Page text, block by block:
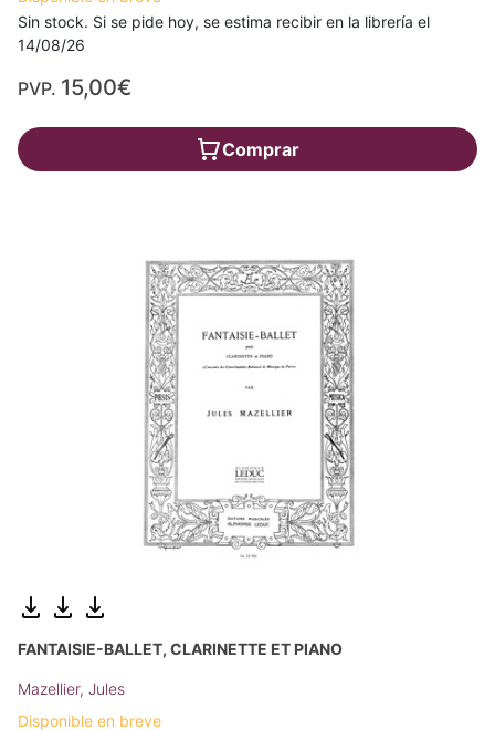
Sin stock. Si se pide hoy, se estima recibir en la librería el
14/08/26
PVP. 15,00€
Comprar
FANTAISIE-BALLET, CLARINETTE ET PIANO
Mazellier, Jules
Disponible en breve